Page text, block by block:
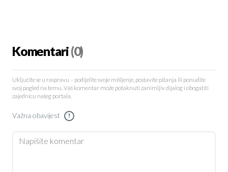
Komentari(0)
Uključite se u raspravu – podijelite svoje mišljenje, postavite pitanja ili ponudite
svoj pogled na temu. Vaš komentar može potaknuti zanimljiv dijalog i obogatiti
zajednicu našeg portala.
Važna obavijest !